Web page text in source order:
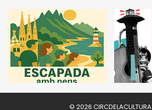
© 2026 CIRCDELACULTURA